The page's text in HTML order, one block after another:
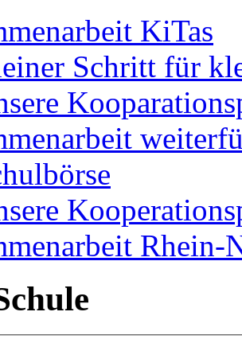
KiTas
Schritt für
Rhein-